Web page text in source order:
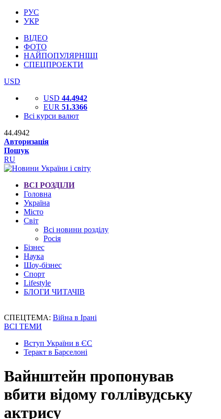
РУС
УКР
ВІДЕО
ФОТО
НАЙПОПУЛЯРНІШІ
СПЕЦПРОЕКТИ
USD
USD 44.4942
EUR 51.3366
Всі курси валют
44.4942
Авторизація
Пошук
RU
ВСІ РОЗДІЛИ
Головна
Україна
Місто
Світ
Всі новини розділу
Росія
Бізнес
Наука
Шоу-бізнес
Спорт
Lifestyle
БЛОГИ ЧИТАЧІВ
СПЕЦТЕМА: Війна в Ірані
ВСІ ТЕМИ
Вступ України в ЄС
Теракт в Барселоні
Вайнштейн пропонував
вбити відому голлівудську
актрису